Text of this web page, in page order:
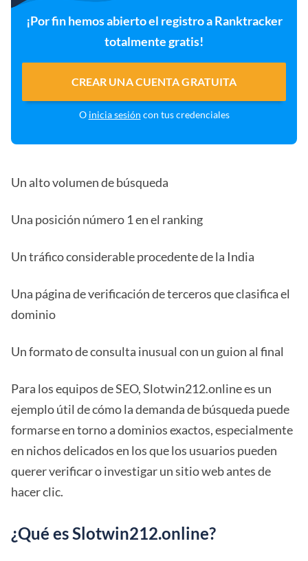
¡Por fin hemos abierto el registro a Ranktracker
totalmente gratis!
CREAR UNA CUENTA GRATUITA
O inicia sesión con tus credenciales
Un alto volumen de búsqueda
Una posición número 1 en el ranking
Un tráfico considerable procedente de la India
Una página de verificación de terceros que clasifica el
dominio
Un formato de consulta inusual con un guion al final
Para los equipos de SEO, Slotwin212.online es un
ejemplo útil de cómo la demanda de búsqueda puede
formarse en torno a dominios exactos, especialmente
en nichos delicados en los que los usuarios pueden
querer verificar o investigar un sitio web antes de
hacer clic.
¿Qué es Slotwin212.online?